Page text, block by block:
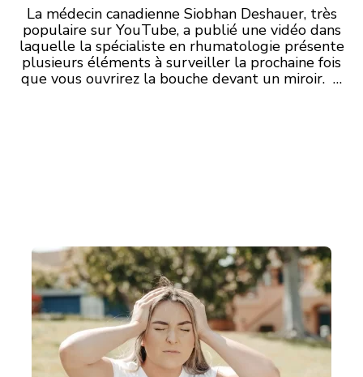
La médecin canadienne Siobhan Deshauer, très
populaire sur YouTube, a publié une vidéo dans
laquelle la spécialiste en rhumatologie présente
plusieurs éléments à surveiller la prochaine fois
que vous ouvrirez la bouche devant un miroir. …